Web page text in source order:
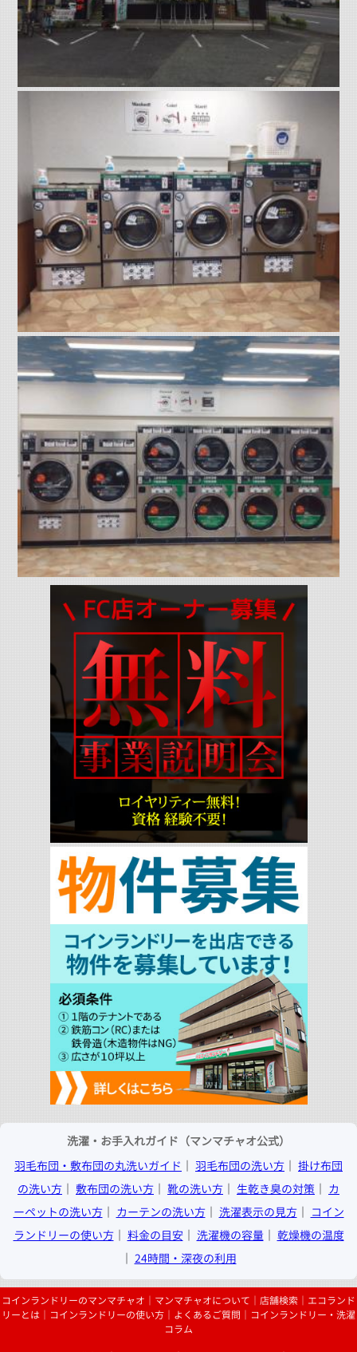
洗濯・お手入れガイド（マンマチャオ公式）
羽毛布団・敷布団の丸洗いガイド │ 羽毛布団の洗い方 │ 掛け布団
の洗い方 │ 敷布団の洗い方 │ 靴の洗い方 │ 生乾き臭の対策 │ カ
ーペットの洗い方│ カーテンの洗い方│ 洗濯表示の見方│ コイン
ランドリーの使い方│ 料金の目安│ 洗濯機の容量│ 乾燥機の温度
│ 24時間・深夜の利用
コインランドリーのマンマチャオ │ マンマチャオについて │ 店舗検索 │ エコランド
リーとは │ コインランドリーの使い方 │ よくあるご質問 │ コインランドリー・洗濯
コラム